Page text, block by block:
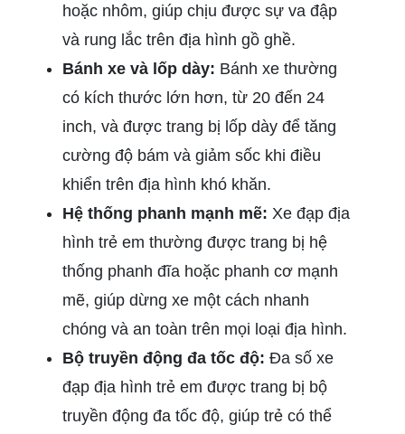
hoặc nhôm, giúp chịu được sự va đập
và rung lắc trên địa hình gồ ghề.
Bánh xe và lốp dày: Bánh xe thường
có kích thước lớn hơn, từ 20 đến 24
inch, và được trang bị lốp dày để tăng
cường độ bám và giảm sốc khi điều
khiển trên địa hình khó khăn.
Hệ thống phanh mạnh mẽ: Xe đạp địa
hình trẻ em thường được trang bị hệ
thống phanh đĩa hoặc phanh cơ mạnh
mẽ, giúp dừng xe một cách nhanh
chóng và an toàn trên mọi loại địa hình.
Bộ truyền động đa tốc độ: Đa số xe
đạp địa hình trẻ em được trang bị bộ
truyền động đa tốc độ, giúp trẻ có thể